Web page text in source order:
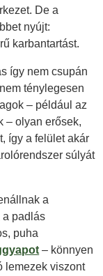
De a
nyújt:
karbantartást.
így nem csupán
ténylegesen
– például az
– olyan erősek,
így a felület akár
súlyát
a
a padlás
puha
– könnyen
lemezek viszont